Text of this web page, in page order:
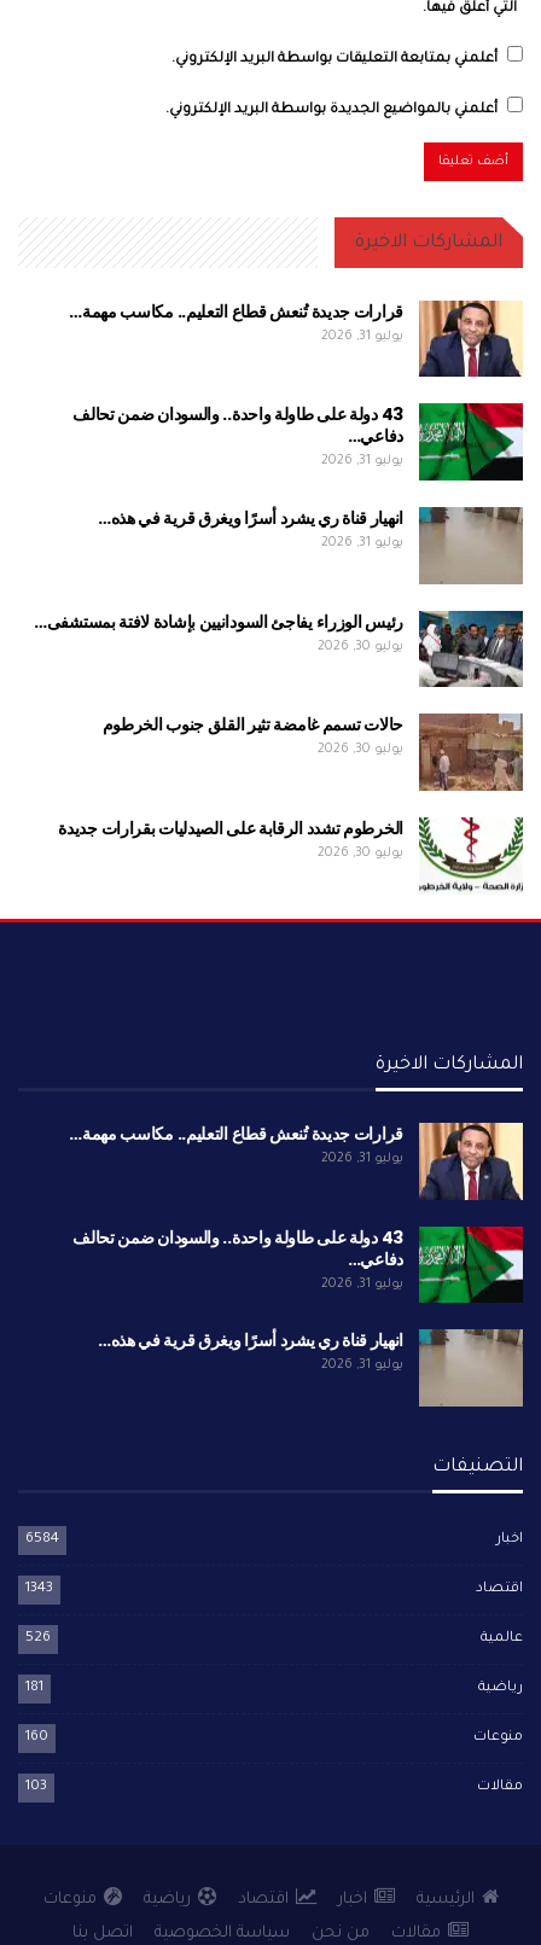
التي أعلق فيها.
أعلمني بمتابعة التعليقات بواسطة البريد الإلكتروني.
أعلمني بالمواضيع الجديدة بواسطة البريد الإلكتروني.
المشاركات الاخيرة
قرارات جديدة تُنعش قطاع التعليم.. مكاسب مهمة…
يوليو 31, 2026
43 دولة على طاولة واحدة.. والسودان ضمن تحالف
دفاعي…
يوليو 31, 2026
انهيار قناة ري يشرد أسرًا ويغرق قرية في هذه…
يوليو 31, 2026
رئيس الوزراء يفاجئ السودانيين بإشادة لافتة بمستشفى…
يوليو 30, 2026
حالات تسمم غامضة تثير القلق جنوب الخرطوم
يوليو 30, 2026
الخرطوم تشدد الرقابة على الصيدليات بقرارات جديدة
يوليو 30, 2026
المشاركات الاخيرة
قرارات جديدة تُنعش قطاع التعليم.. مكاسب مهمة…
يوليو 31, 2026
43 دولة على طاولة واحدة.. والسودان ضمن تحالف
دفاعي…
يوليو 31, 2026
انهيار قناة ري يشرد أسرًا ويغرق قرية في هذه…
يوليو 31, 2026
التصنيفات
اخبار 6584
اقتصاد 1343
عالمية 526
رياضية 181
منوعات 160
مقالات 103
الرئيسية اخبار اقتصاد رياضية
منوعات
مقالات
من نحن سياسة الخصوصية اتصل بنا